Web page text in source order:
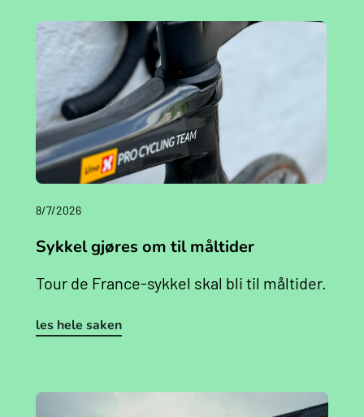
8/7/2026
Sykkel gjøres om til måltider
Tour de France-sykkel skal bli til måltider.
les hele saken